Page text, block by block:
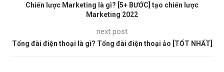
Chiến lược Marketing là gì? [5+ BƯỚC] tạo chiến lược
Marketing 2022
next post
Tổng đài điện thoại là gì? Tổng đài điện thoại ảo [TỐT NHẤT]